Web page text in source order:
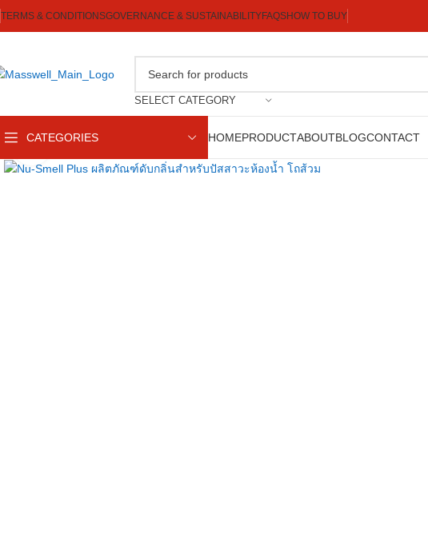
TERMS & CONDITIONSGOVERNANCE & SUSTAINABILITYFAQSHOW TO BUY
SELECT CATEGORY
CATEGORIES HOMEPRODUCTABOUTBLOGCONTACT